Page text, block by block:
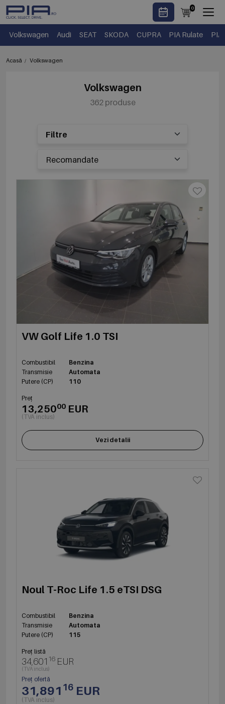
0
Volkswagen Audi SEAT SKODA CUPRA PIA Rulate PIA
Acasă Volkswagen
Volkswagen
362 produse
Filtre
VW Golf Life 1.0 TSI
Combustibil
Benzina
Transmisie
Automata
Putere (CP)
110
Preț
13,25000 EUR
(TVA inclus)
Vezi detalii
Noul T-Roc Life 1.5 eTSI DSG
Combustibil
Benzina
Transmisie
Automata
Putere (CP)
115
Preț listă
34,601 16 EUR
(TVA inclus)
Preț ofertă
31,891 16 EUR
(TVA inclus)